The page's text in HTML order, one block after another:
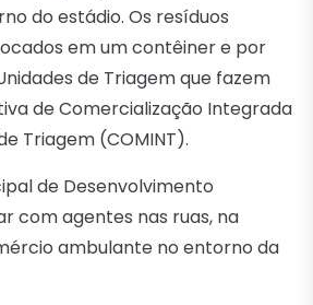
do estádio. Os resíduos
em um contêiner e por
de Triagem que fazem
de Comercialização Integrada
Triagem (COMINT).
de Desenvolvimento
com agentes nas ruas, na
ambulante no entorno da